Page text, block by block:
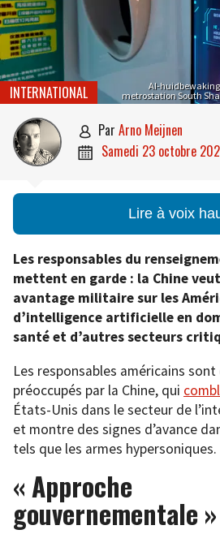
AI-
metrostation South
INTERNATIONAL
 par Arno Meijnen
 samedi 23 octobre
Lire à voix
Les responsables du
mettent en garde : la Chine
avantage militaire sur les
d’intelligence artificielle en
santé et d’autres secteurs
Les responsables américains sont
préoccupés par la Chine, qui
États-Unis dans le secteur de
et montre des signes d’avance
tels que les armes hypersoniques.
« Approche
gouvernementale »